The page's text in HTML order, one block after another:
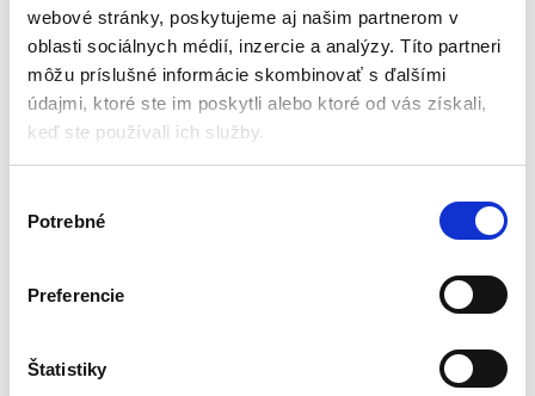
webové stránky, poskytujeme aj našim partnerom v
oblasti sociálnych médií, inzercie a analýzy. Títo partneri
môžu príslušné informácie skombinovať s ďalšími
údajmi, ktoré ste im poskytli alebo ktoré od vás získali,
keď ste používali ich služby.
Potrebné
Preferencie
Štatistiky